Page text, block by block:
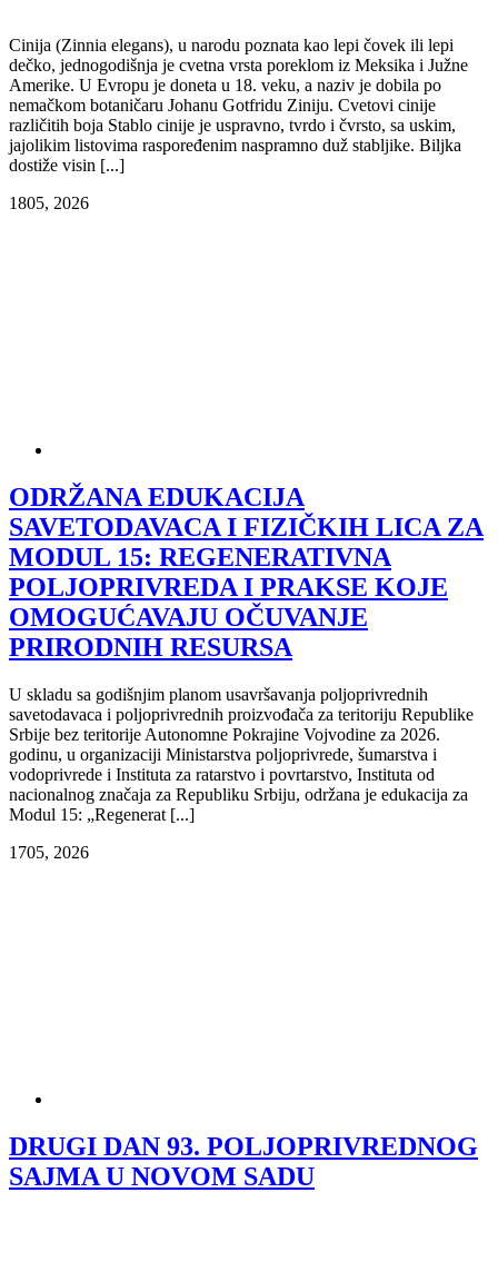
Cinija (Zinnia elegans), u narodu poznata kao lepi čovek ili lepi
dečko, jednogodišnja je cvetna vrsta poreklom iz Meksika i Južne
Amerike. U Evropu je doneta u 18. veku, a naziv je dobila po
nemačkom botaničaru Johanu Gotfridu Ziniju. Cvetovi cinije
različitih boja Stablo cinije je uspravno, tvrdo i čvrsto, sa uskim,
jajolikim listovima raspoređenim naspramno duž stabljike. Biljka
dostiže visin [...]
1805, 2026
ODRŽANA EDUKACIJA
SAVETODAVACA I FIZIČKIH LICA ZA
MODUL 15: REGENERATIVNA
POLЈOPRIVREDA I PRAKSE KOJE
OMOGUĆAVAJU OČUVANJE
PRIRODNIH RESURSA
U skladu sa godišnjim planom usavršavanja polјoprivrednih
savetodavaca i polјoprivrednih proizvođača za teritoriju Republike
Srbije bez teritorije Autonomne Pokrajine Vojvodine za 2026.
godinu, u organizaciji Ministarstva polјoprivrede, šumarstva i
vodoprivrede i Instituta za ratarstvo i povrtarstvo, Instituta od
nacionalnog značaja za Republiku Srbiju, održana je edukacija za
Modul 15: „Regenerat [...]
1705, 2026
DRUGI DAN 93. POLJOPRIVREDNOG
SAJMA U NOVOM SADU